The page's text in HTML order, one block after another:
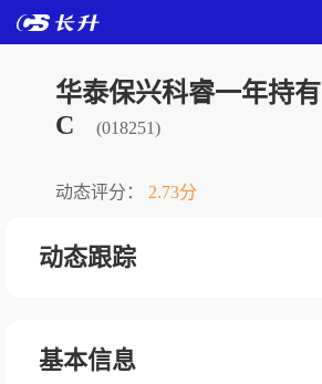
华泰保兴科睿一年持有
C
(018251)
动态评分： 2.73分
动态跟踪
基本信息